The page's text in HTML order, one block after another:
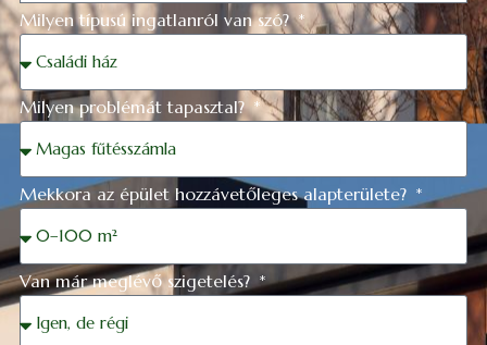
Milyen típusú ingatlanról van szó?
Milyen problémát tapasztal?
Mekkora az épület hozzávetőleges alapterülete?
Van már meglévő szigetelés?